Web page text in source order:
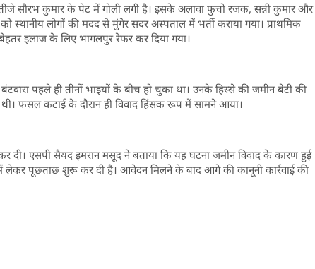
सौरभ कुमार के पेट में गोली लगी है। इसके अलावा फुचो रजक, सन्नी कुमार और
लोगों की मदद से मुंगेर सदर अस्पताल में भर्ती कराया गया। प्राथमिक
इलाज के लिए भागलपुर रेफर कर दिया गया।
पहले ही तीनों भाइयों के बीच हो चुका था। उनके हिस्से की जमीन बेटी की
फसल कटाई के दौरान ही विवाद हिंसक रूप में सामने आया।
एसपी सैयद इमरान मसूद ने बताया कि यह घटना जमीन विवाद के कारण हुई
पूछताछ शुरू कर दी है। आवेदन मिलने के बाद आगे की कानूनी कार्रवाई की